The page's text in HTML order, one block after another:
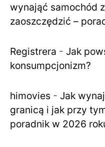
wynająć samochód
zaoszczędzić –
Registrera - Jak
konsumpcjonizm?
himovies - Jak
granicą i jak przy
poradnik w 2026